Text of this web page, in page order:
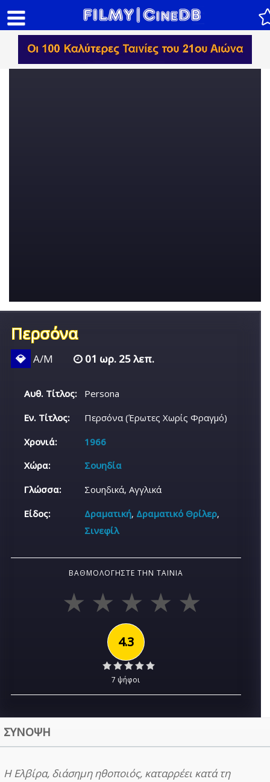
Περσόνα
💎 Α/Μ 01 ωρ. 25 λεπ.
Αυθ. Τίτλος:
Persona
Εν. Τίτλος:
Περσόνα (Έρωτες Χωρίς Φραγμό)
Χρονιά:
1966
Χώρα:
Σουηδία
Γλώσσα:
Σουηδικά, Αγγλικά
Είδος:
Δραματική, Δραματικό Θρίλερ,
Σινεφίλ
ΒΑΘΜΟΛΟΓΉΣΤΕ ΤΗΝ ΤΑΙΝΊΑ
4.3
7 ψήφοι
ΣΥΝΟΨΗ
Η Ελβίρα, διάσημη ηθοποιός, καταρρέει κατά τη